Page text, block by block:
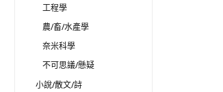
工程學
農/畜/水產學
奈米科學
不可思議/懸疑
小說/散文/詩